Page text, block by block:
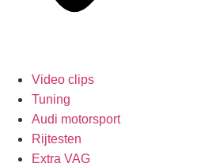
Video clips
Tuning
Audi motorsport
Rijtesten
Extra VAG